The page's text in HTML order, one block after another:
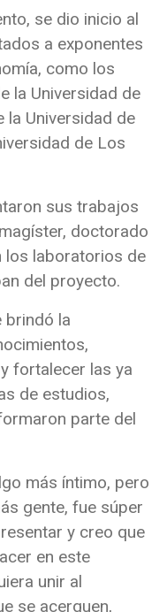
se dio inicio al
a exponentes
como los
la Universidad de
la Universidad de
de Los
sus trabajos
doctorado
los laboratorios de
del proyecto.
brindó la
fortalecer las ya
de estudios,
parte del
más íntimo, pero
gente, fue súper
y creo que
en este
unir al
se acerquen,